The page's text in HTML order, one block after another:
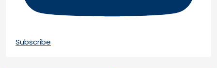
Subscribe